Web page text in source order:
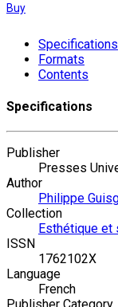
Buy
Specifications
Formats
Contents
Specifications
Publisher
Presses
Author
Philippe
Collection
Esthétique
ISSN
1762102X
Language
French